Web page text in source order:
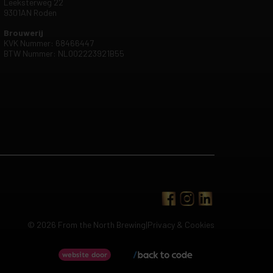
Leeksterweg 22
9301AN Roden
Brouwerij
KVK Nummer: 68466447
BTW Nummer: NL002223921B55
© 2026 From the North Brewing|Privacy & Cookies
website doorBack to code